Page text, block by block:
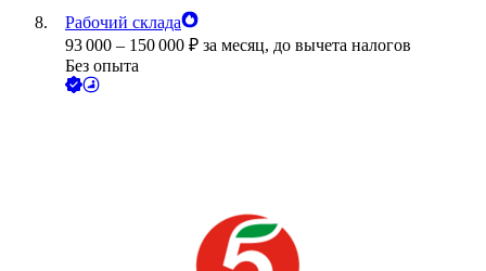
Рабочий склада
93 000 – 150 000 ₽ за месяц, до вычета налогов
Без опыта